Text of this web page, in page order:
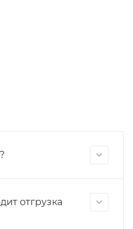
отгрузка